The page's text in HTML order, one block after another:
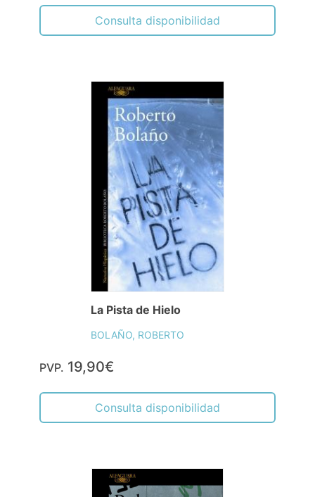
Consulta disponibilidad
La Pista de Hielo
BOLAÑO, ROBERTO
PVP. 19,90€
Consulta disponibilidad